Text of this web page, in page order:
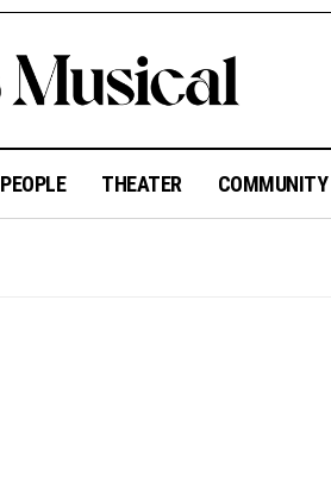
PEOPLE THEATER COMMUNITY